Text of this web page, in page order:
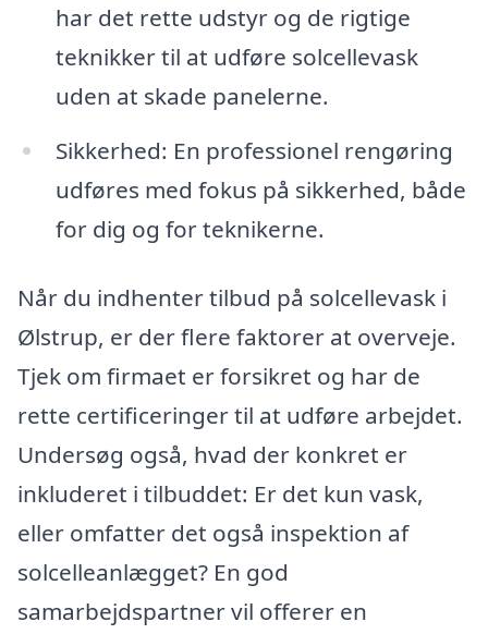
har det rette udstyr og de rigtige
teknikker til at udføre solcellevask
uden at skade panelerne.
Sikkerhed: En professionel rengøring
udføres med fokus på sikkerhed, både
for dig og for teknikerne.
Når du indhenter tilbud på solcellevask i
Ølstrup, er der flere faktorer at overveje.
Tjek om firmaet er forsikret og har de
rette certificeringer til at udføre arbejdet.
Undersøg også, hvad der konkret er
inkluderet i tilbuddet: Er det kun vask,
eller omfatter det også inspektion af
solcelleanlægget? En god
samarbejdspartner vil offerer en